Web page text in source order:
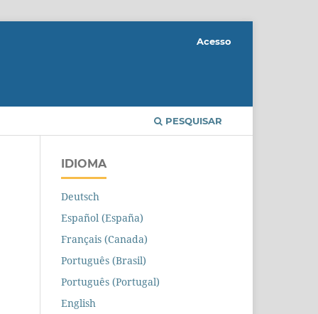
PESQUISAR
Acesso
IDIOMA
Deutsch
Español (España)
Français (Canada)
Português (Brasil)
Português (Portugal)
English